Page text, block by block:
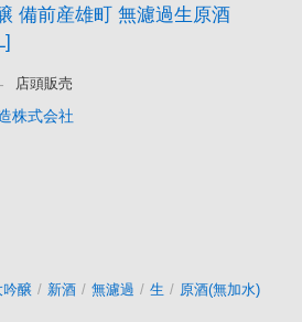
備前産雄町 無濾過生原酒
- 店頭販売
株式会社
醸 / 新酒 / 無濾過 / 生 / 原酒(無加水)